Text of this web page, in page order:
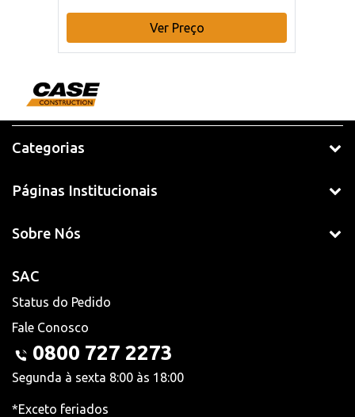
Ver Preço
Categorias
Páginas Institucionais
Sobre Nós
SAC
Status do Pedido
Fale Conosco
0800 727 2273
Segunda à sexta 8:00 às 18:00
*Exceto feriados